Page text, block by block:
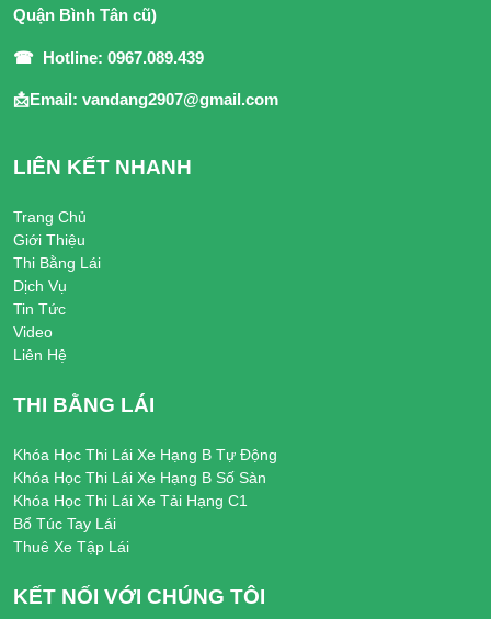
Quận Bình Tân cũ)
☎ Hotline: 0967.089.439
📩Email: vandang2907@gmail.com
LIÊN KẾT NHANH
Trang Chủ
Giới Thiệu
Thi Bằng Lái
Dịch Vụ
Tin Tức
Video
Liên Hệ
THI BẰNG LÁI
Khóa Học Thi Lái Xe Hạng B Tự Động
Khóa Học Thi Lái Xe Hạng B Số Sàn
Khóa Học Thi Lái Xe Tải Hạng C1
Bổ Túc Tay Lái
Thuê Xe Tập Lái
KẾT NỐI VỚI CHÚNG TÔI